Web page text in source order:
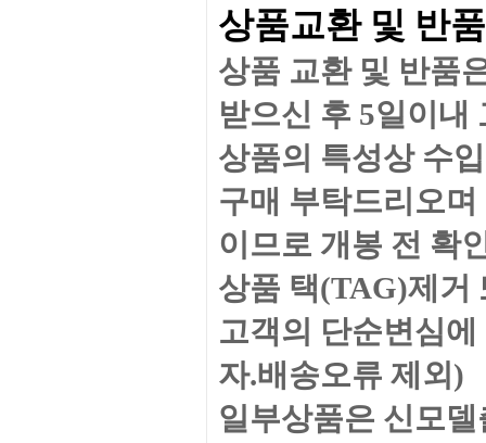
상품교환 및 반품
상품 교환 및 반품
받으신 후 5일이내
상품의 특성상 수
구매 부탁드리오
이므로 개봉 전 확
상품 택(TAG)제거
고객의 단순변심
자.배송오류 제외)
일부상품은 신모